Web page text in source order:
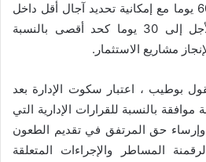
المرتفقين في أجل أقصاه 60 يوما مع إمكانية تحديد آجال أقل داخل
هذه المدة، ويقلص هذا الأجل إلى 30 يوما كحد أقصى بالنسبة
مشاريع الاستثمار.
بوطيب ، اعتبار سكوت الإدارة بعد
موافقة بالنسبة للقرارات الإدارية التي
وإرساء حق المرتفق في تقديم الطعون
لرقمنة المساطر والإجراءات المتعلقة